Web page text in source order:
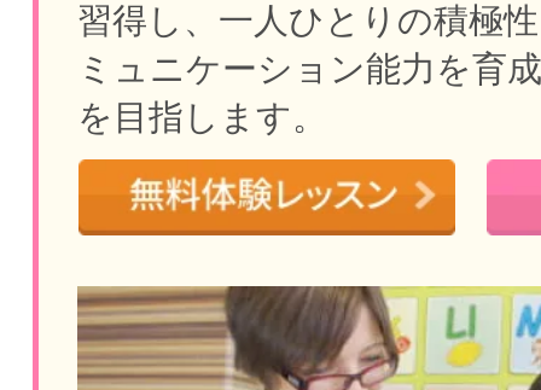
習得し、一人ひとりの積極
ミュニケーション能力を育
を目指します。